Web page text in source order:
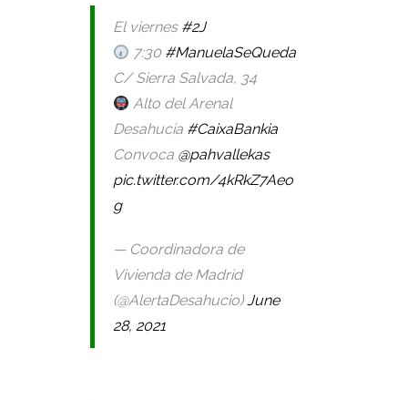
El viernes #2J
7:30 #ManuelaSeQueda
C/ Sierra Salvada, 34
Alto del Arenal
Desahucia #CaixaBankia
Convoca @pahvallekas
pic.twitter.com/4kRkZ7Aeo
g
— Coordinadora de
Vivienda de Madrid
(@AlertaDesahucio)June
28, 2021